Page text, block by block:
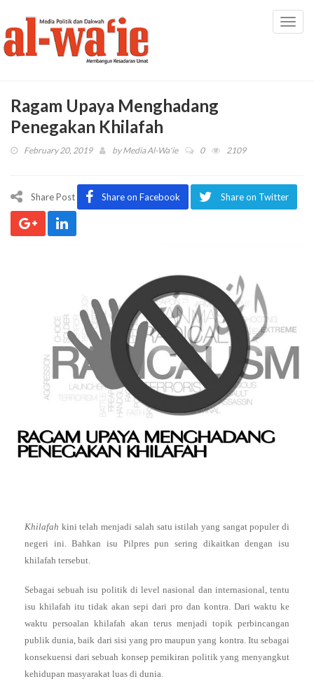
Ragam Upaya Menghadang
Penegakan Khilafah
February 20, 2019 byMedia Al-Wa'ie 0 2109
Share Post Share on Facebook Share on Twitter
Khilafah kini telah menjadi salah satu istilah yang sangat populer di
negeri ini. Bahkan isu Pilpres pun sering dikaitkan dengan isu
khilafah tersebut.
Sebagai sebuah isu politik di level nasional dan internasional, tentu
isu khilafah itu tidak akan sepi dari pro dan kontra. Dari waktu ke
waktu persoalan khilafah akan terus menjadi topik perbincangan
publik dunia, baik dari sisi yang pro maupun yang kontra. Itu sebagai
konsekuensi dari sebuah konsep pemikiran politik yang menyangkut
kehidupan masyarakat luas di dunia.